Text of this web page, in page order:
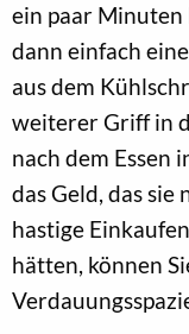
ein paar Minuten
dann einfach
aus dem
weiterer Griff in
nach dem Essen
das Geld, das
hastige
hätten, können